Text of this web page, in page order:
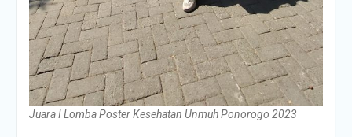
Juara I Lomba Poster Kesehatan Unmuh Ponorogo 2023